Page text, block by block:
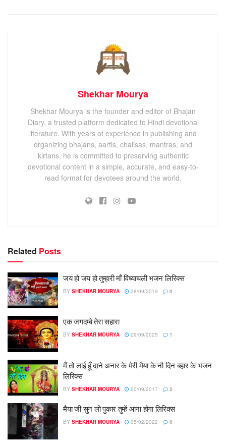
Shekhar Mourya
Shekhar Mourya is the founder and editor of Bhajan
Diary, a trusted platform dedicated to Hindi devotional
literature. With years of experience in publishing and
organizing bhajans, aartis, chalisas, mantras, and
kirtans, he is committed to preserving authentic
devotional content in a simple, accurate, and easy-to-
read format for devotees around the world.
Related Posts
जय हो जय हो तुम्हारी माँ विंध्याचली भजन लिरिक्स
BY SHEKHAR MOURYA 28/09/2019 0
एक जगदम्बे तेरा सहारा
BY SHEKHAR MOURYA 29/09/2025 1
मैं तो लाई हूँ दाने अनार के मेरी मैया के नौ दिन बहार के भजन
लिरिक्स
BY SHEKHAR MOURYA 20/09/2017 2
मैया जी सुन लो पुकार तुम्हें आना होगा लिरिक्स
BY SHEKHAR MOURYA 05/02/2022 0